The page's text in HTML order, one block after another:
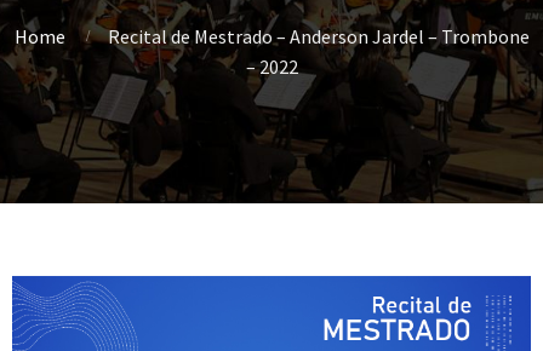
Home
Recital de Mestrado – Anderson Jardel – Trombone
– 2022